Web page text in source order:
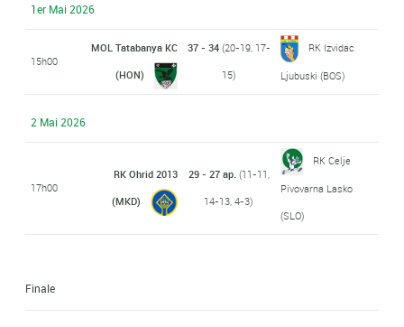
1er Mai 2026
15h00
MOL Tatabanya KC
(HON)
37 - 34(20-19, 17-
15)
RK Izvidac
Ljubuski (BOS)
2 Mai 2026
17h00
RK Ohrid 2013
(MKD)
29 - 27 ap. (11-11,
14-13, 4-3)
RK Celje
Pivovarna Lasko
(SLO)
Finale